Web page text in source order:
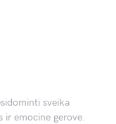
sveika
ir emocine gerove.